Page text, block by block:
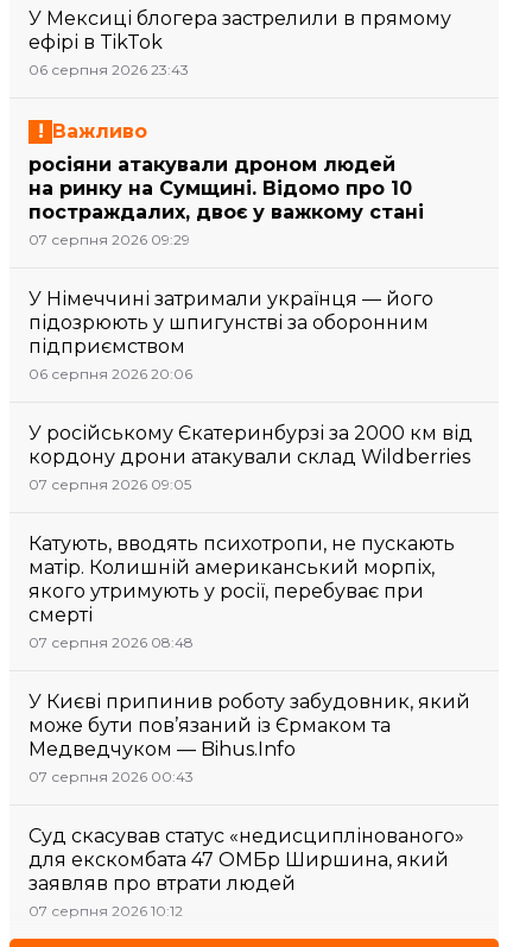
У Мексиці блогера застрелили в прямому
ефірі в TikTok
06 серпня 2026 23:43
Важливо
росіяни атакували дроном людей
на ринку на Сумщині. Відомо про 10
постраждалих, двоє у важкому стані
07 серпня 2026 09:29
У Німеччині затримали українця — його
підозрюють у шпигунстві за оборонним
підприємством
06 серпня 2026 20:06
У російському Єкатеринбурзі за 2000 км від
кордону дрони атакували склад Wildberries
07 серпня 2026 09:05
Катують, вводять психотропи, не пускають
матір. Колишній американський морпіх,
якого утримують у росії, перебуває при
смерті
07 серпня 2026 08:48
У Києві припинив роботу забудовник, який
може бути пов’язаний із Єрмаком та
Медведчуком — Bihus.Info
07 серпня 2026 00:43
Суд скасував статус «недисциплінованого»
для екскомбата 47 ОМБр Ширшина, який
заявляв про втрати людей
07 серпня 2026 10:12